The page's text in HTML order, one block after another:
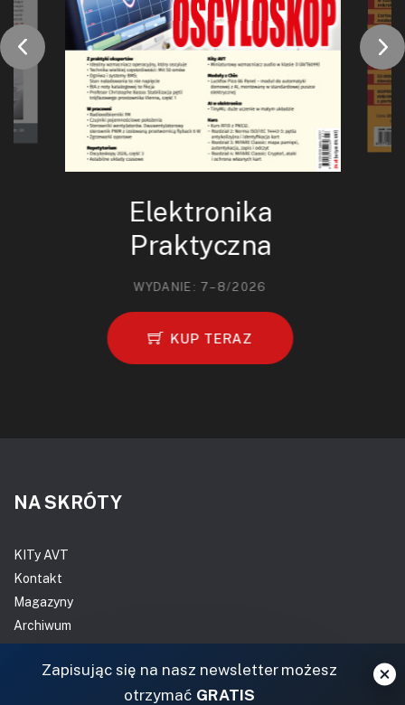
Elektronika
Praktyczna
WYDANIE: 7–8/2026
KUP TERAZ
NA SKRÓTY
KITy AVT
Kontakt
Magazyny
Archiwum
Do pobrania
NASZE SERWISY
Zapisując się na nasz newsletter możesz
otrzymać GRATIS